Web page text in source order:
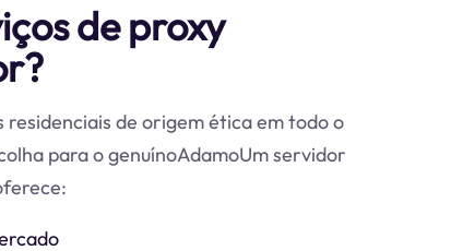
de proxy
residenciais de origem ética em todo o
para o genuínoAdamoUm servidor